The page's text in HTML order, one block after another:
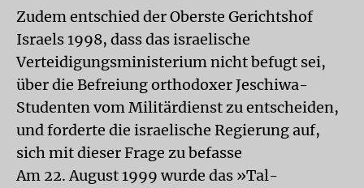
Zudem entschied der Oberste Gerichtshof
Israels 1998, dass das israelische
Verteidigungsministerium nicht befugt sei,
über die Befreiung orthodoxer Jeschiwa-
Studenten vom Militärdienst zu entscheiden,
und forderte die israelische Regierung auf,
sich mit dieser Frage zu befasse
Am 22. August 1999 wurde das »Tal-